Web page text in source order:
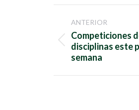
Navegación
entre
ANTERIOR
Publicación
anterior:
Competiciones
disciplinas este
semana